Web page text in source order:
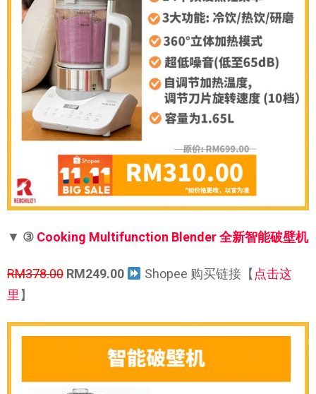
▼ ③ Cooking Multifunction Blender 全新智能破壁机
RM378.00 RM249.00 Shopee 购买链接【 点击这
里 】